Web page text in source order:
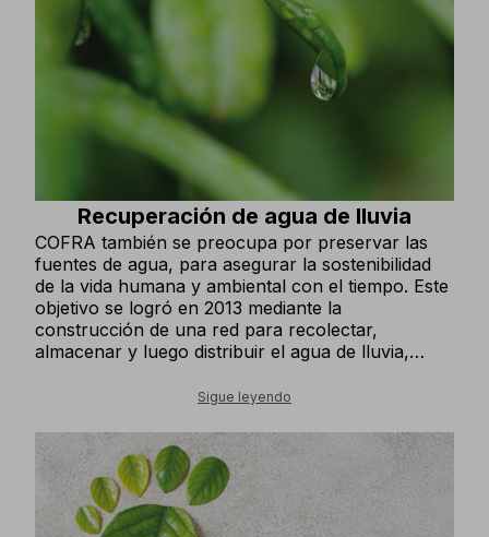
Recuperación de agua de lluvia
COFRA también se preocupa por preservar las
fuentes de agua, para asegurar la sostenibilidad
de la vida humana y ambiental con el tiempo. Este
objetivo se logró en 2013 mediante la
construcción de una red para recolectar,
almacenar y luego distribuir el agua de lluvia,
utilizando sistemas de bombeo para su
regar áreas verdes, jardines, patios, alimentar los
inodoros y lavar las áreas exteriores de calles,
plazas y estacionamientos.
Sigue leyendo